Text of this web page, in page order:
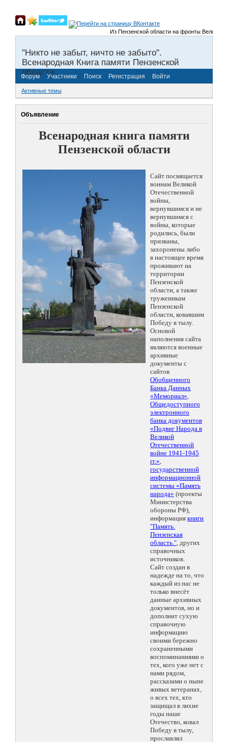
Из Пензенской области на фронты Великой
"Никто не забыт, ничто не забыто".
Всенародная Книга памяти Пензенской
области.
Форум Участники Поиск Регистрация Войти
Активные темы
Объявление
Всенародная книга памяти
Пензенской области
Сайт посвящается
воинам Великой
Отечественной
войны,
вернувшимся и не
вернувшимся с
войны, которые
родились, были
призваны,
захоронены либо
в настоящее время
проживают на
территории
Пензенской
области, а также
труженикам
Пензенской
области, ковавшим
Победу в тылу.
Основой
наполнения сайта
являются военные
архивные
документы с
сайтов
Обобщенного
Банка Данных
«Мемориал»,
Общедоступного
электронного
банка документов
«Подвиг Народа в
Великой
Отечественной
войне 1941-1945
гг.»,
государственной
информационной
системы «Память
народа» (проекты
Министерства
обороны РФ),
информация книги
"Память.
Пензенская
область.", других
справочных
источников.
Сайт создан в
надежде на то, что
каждый из нас не
только внесёт
данные архивных
документов, но и
дополнит сухую
справочную
информацию
своими бережно
сохраненными
воспоминаниями о
тех, кого уже нет с
нами рядом,
рассказами о ныне
живых ветеранах,
о всех тех, кто
защищал в лихие
годы наше
Отечество, ковал
Победу в тылу,
прославлял